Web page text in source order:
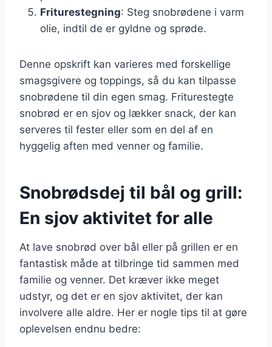
Friturestegning: Steg snobrødene i varm
olie, indtil de er gyldne og sprøde.
Denne opskrift kan varieres med forskellige
smagsgivere og toppings, så du kan tilpasse
snobrødene til din egen smag. Friturestegte
snobrød er en sjov og lækker snack, der kan
serveres til fester eller som en del af en
hyggelig aften med venner og familie.
Snobrødsdej til bål og grill:
En sjov aktivitet for alle
At lave snobrød over bål eller på grillen er en
fantastisk måde at tilbringe tid sammen med
familie og venner. Det kræver ikke meget
udstyr, og det er en sjov aktivitet, der kan
involvere alle aldre. Her er nogle tips til at gøre
oplevelsen endnu bedre: